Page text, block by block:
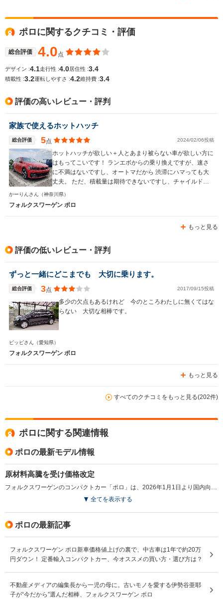
WLTCモード
燃費
排気量
駆動方式
-
999cc
FF
└郊外:15.3～
ポロに関するクチコミ・評価
総合評価 4.0 点
デザイン :4.1走行性 :4.0居住性 :3.4
積載性 :3.2運転しやすさ :4.2維持費 :3.4
評価の高いレビュー・評判
家族で使えるホットハッチ
総合評価 5点 2024/02/06投稿
ホットハッチが欲しい＋人とあまり被らない車が欲しい方に
はもってこいです！ ランエボからの乗り換えですが、速さ
に不満はないですし、オートマだから 渋滞にハマっても大
丈夫。 ただ、積載量は期待できないですし、チャイルドシ
ートつけたら後ろも狭いので ミニバンみたいな快適性はな
するくらいなのでファミリーカーに ポロ、いかがでしょう
かーりんさん （神奈川県）
フォルクスワーゲン ポロ
もっと見る
評価の低いレビュー・評判
ずっと一緒にどこまでも 大切に乗ります。
総合評価 3点 2017/09/15投稿
多少の欠点もあるけれど 今のところわたしに無くてはな
らない 大切な相棒です。
ピッピさん （愛知県）
フォルクスワーゲン ポロ
もっと見る
すべてのクチコミをもっと見る(202件)
ポロに関する関連情報
ポロの最新モデル情報
原材料高騰を受け価格改定
フォルクスワーゲンのコンパクトカー「ポロ」は、2026年1月1日より国内向けモデルのメーカー希望小売価格が平均約1.5％引き上げられた。今回の改定は、燃料費や金属など原材料価格の高止まりが続く中、車両の生産および輸送にかかるコスト増加が背景にあると発表された。商品仕様や装備内容に大きな変更はなく、外部環境の変化に対応した価格見直しが主眼となる措置となった。（2026.1）
全てを表示する
ポロの最新記事
フォルクスワーゲン ポロ新車価格値上げの裏で、中古車は1年で約20万
円ダウン！ 定番輸入コンパクトカー、今オススメの買い方・選び方は？
不動産メディアの編集長から一児の母に。古いモノを愛する伊勢谷亜耶
子が“今だから”選んだ相棒、フォルクスワーゲン ポロ